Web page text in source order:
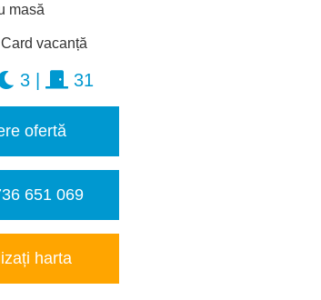
masă
vacanță
3 31
ofertă
651 069
harta